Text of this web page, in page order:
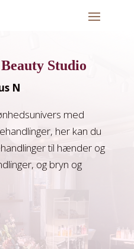
Studio
N
med
her kan du
til hænder og
og bryn og